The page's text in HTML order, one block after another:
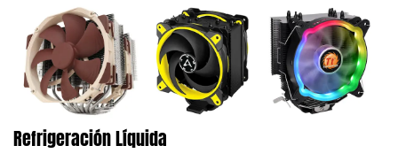
Refrigeración Líquida